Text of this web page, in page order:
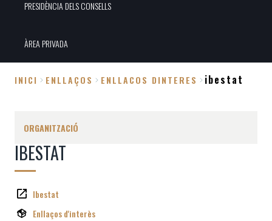
PRESIDÈNCIA DELS CONSELLS
ÀREA PRIVADA
INICI ENLLAÇOS ENLLACOS DINTERES ibestat
ORGANITZACIÓ
IBESTAT
Ibestat
Enllaços d'interès